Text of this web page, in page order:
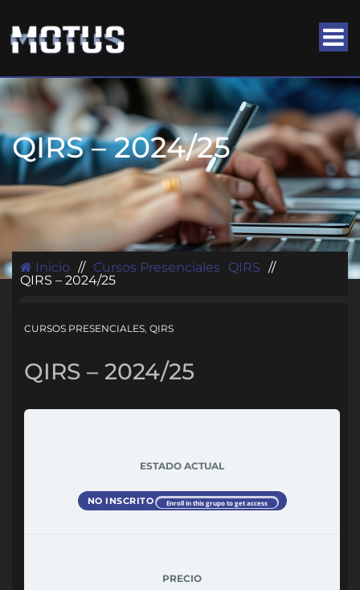
QIRS – 2024/25
Inicio // Cursos Presenciales QIRS //
QIRS – 2024/25
CURSOS PRESENCIALES QIRS
QIRS – 2024/25
ESTADO ACTUAL
NO INSCRITO Enroll in this grupo to get access
PRECIO